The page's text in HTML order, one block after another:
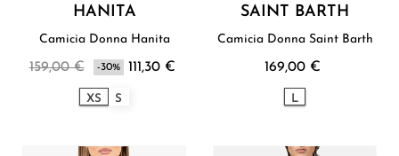
HANITA
Camicia Donna Hanita
159,00 € -30% 111,30 €
XS S
SAINT BARTH
Camicia Donna Saint Barth
169,00 €
L